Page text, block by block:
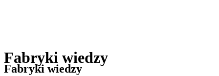
Fabryki wiedzy
Fabryki wiedzy